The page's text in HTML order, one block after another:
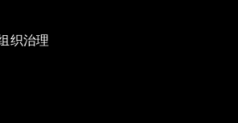
织治理